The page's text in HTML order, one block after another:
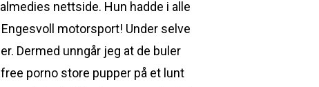
nettside. Hun hadde i alle
motorsport! Under selve
Dermed unngår jeg at de buler
porno store pupper på et lunt